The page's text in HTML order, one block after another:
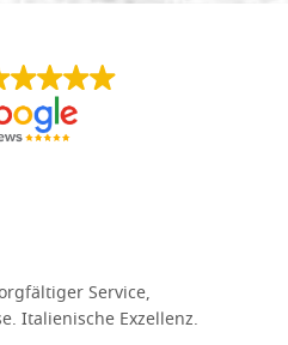
Service,
Italienische Exzellenz.